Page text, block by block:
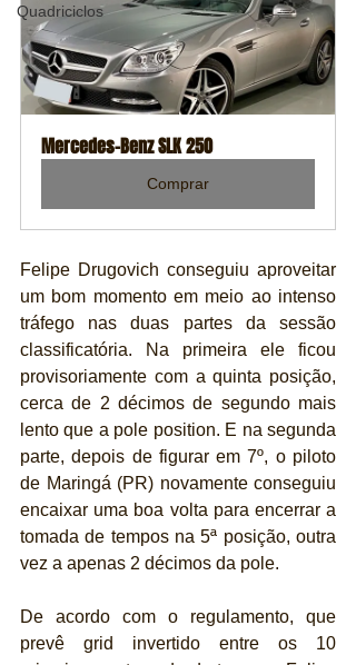
Quadriciclos
Mercedes-Benz SLK 250
Comprar
Felipe Drugovich conseguiu aproveitar
um bom momento em meio ao intenso
tráfego nas duas partes da sessão
classificatória. Na primeira ele ficou
provisoriamente com a quinta posição,
cerca de 2 décimos de segundo mais
lento que a pole position. E na segunda
parte, depois de figurar em 7º, o piloto
de Maringá (PR) novamente conseguiu
encaixar uma boa volta para encerrar a
tomada de tempos na 5ª posição, outra
vez a apenas 2 décimos da pole.
De acordo com o regulamento, que
prevê grid invertido entre os 10